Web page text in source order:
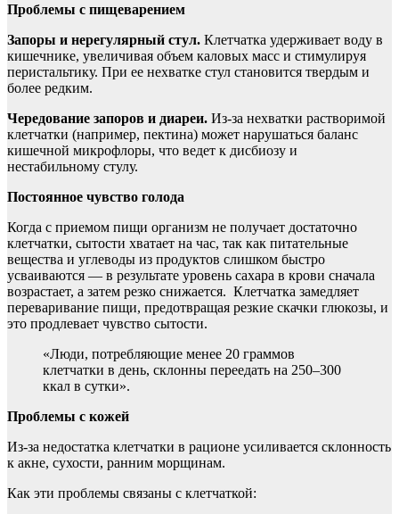
Проблемы с пищеварением
Запоры и нерегулярный стул. Клетчатка удерживает воду в
кишечнике, увеличивая объем каловых масс и стимулируя
перистальтику. При ее нехватке стул становится твердым и
более редким.
Чередование запоров и диареи. Из-за нехватки растворимой
клетчатки (например, пектина) может нарушаться баланс
кишечной микрофлоры, что ведет к дисбиозу и
нестабильному стулу.
Постоянное чувство голода
Когда с приемом пищи организм не получает достаточно
клетчатки, сытости хватает на час, так как питательные
вещества и углеводы из продуктов слишком быстро
усваиваются — в результате уровень сахара в крови сначала
возрастает, а затем резко снижается. Клетчатка замедляет
переваривание пищи, предотвращая резкие скачки глюкозы, и
это продлевает чувство сытости.
«Люди, потребляющие менее 20 граммов
клетчатки в день, склонны переедать на 250–300
ккал в сутки».
Проблемы с кожей
Из-за недостатка клетчатки в рационе усиливается склонность
к акне, сухости, ранним морщинам.
Как эти проблемы связаны с клетчаткой: